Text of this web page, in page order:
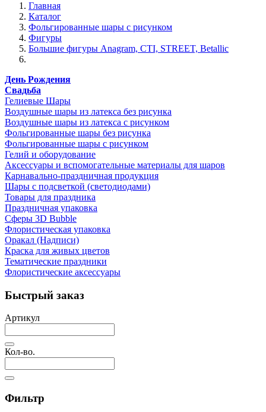
Главная
Каталог
Фольгированные шары с рисунком
Фигуры
Большие фигуры Anagram, CTI, STREET, Betallic
День Рождения
Свадьба
Гелиевые Шары
Воздушные шары из латекса без рисунка
Воздушные шары из латекса с рисунком
Фольгированные шары без рисунка
Фольгированные шары с рисунком
Гелий и оборудование
Аксессуары и вспомогательные материалы для шаров
Карнавально-праздничная продукция
Шары с подсветкой (светодиодами)
Товары для праздника
Праздничная упаковка
Сферы 3D Bubble
Флористическая упаковка
Оракал (Надписи)
Краска для живых цветов
Тематические праздники
Флористические аксессуары
Быстрый заказ
Артикул
Кол-во.
Фильтр